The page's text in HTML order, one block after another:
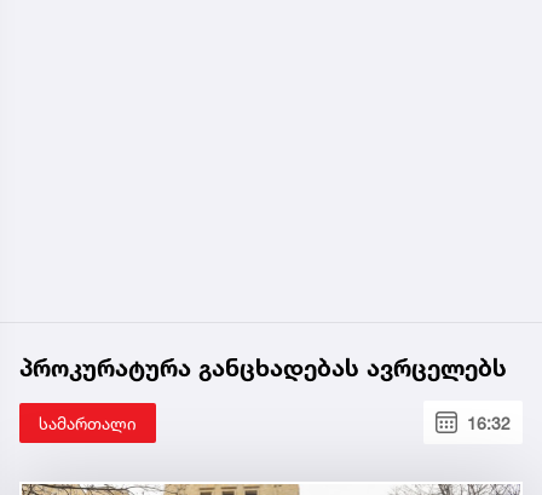
პროკურატურა განცხადებას ავრცელებს
სამართალი 16:32